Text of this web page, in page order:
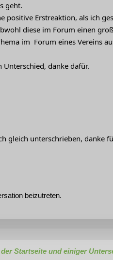
geht.
Erstreaktion, als ich
diese im Forum einen
im Forum eines Vereins
danke dafür.
gleich unterschrieben, danke
beizutreten.
Startseite und einiger